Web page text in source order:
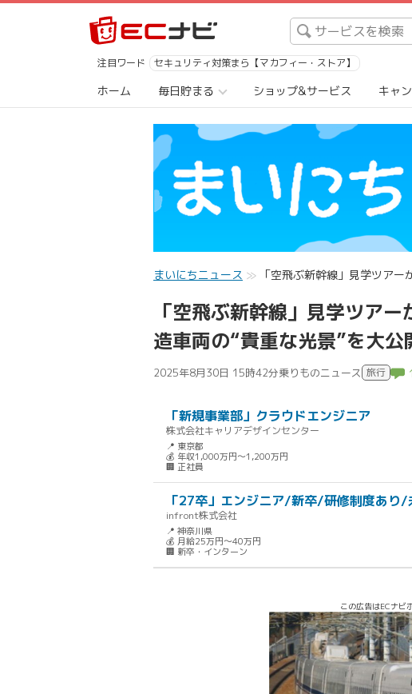
注目ワード セキュリティ対策まら【マカフィー・ストア】
ホーム 毎日貯まる ショップ&サービス キャ
まいにちニュース 「空飛ぶ新幹線」見学ツア
「空飛ぶ新幹線」見学ツア
造車両の“貴重な光景”を大公
2025年8月30日 15時42分乗りものニュース 旅行 1
「新規事業部」クラウドエンジニア
株式会社キャリアデザインセンター
📍 東京都
💰 年収1,000万円～1,200万円
🏢 正社員
「27卒」エンジニア/新卒/研修制度あり
infront株式会社
📍 神奈川県
💰 月給25万円～40万円
🏢 新卒・インターン
この広告はECナビ